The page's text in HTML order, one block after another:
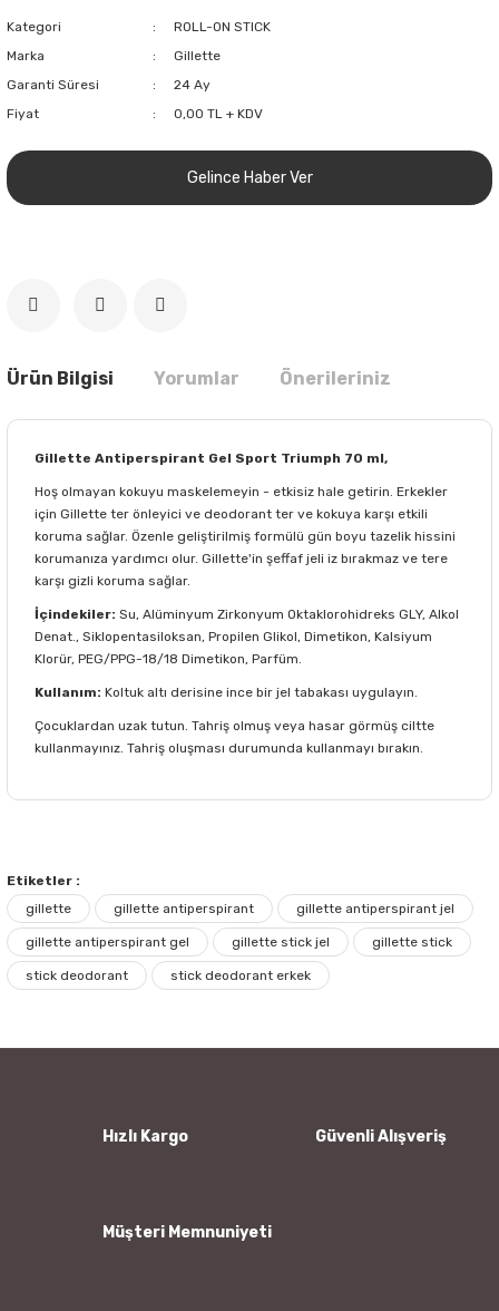
Kategori
ROLL-ON STICK
Marka
Gillette
Garanti Süresi
24 Ay
Fiyat
0,00 TL + KDV
Gelince Haber Ver
Ürün Bilgisi Yorumlar Önerileriniz
Gillette Antiperspirant Gel Sport Triumph 70 ml,
Hoş olmayan kokuyu maskelemeyin - etkisiz hale getirin. Erkekler
için Gillette ter önleyici ve deodorant ter ve kokuya karşı etkili
koruma sağlar. Özenle geliştirilmiş formülü gün boyu tazelik hissini
korumanıza yardımcı olur. Gillette'in şeffaf jeli iz bırakmaz ve tere
karşı gizli koruma sağlar.
İçindekiler: Su, Alüminyum Zirkonyum Oktaklorohidreks GLY, Alkol
Denat., Siklopentasiloksan, Propilen Glikol, Dimetikon, Kalsiyum
Klorür, PEG/PPG-18/18 Dimetikon, Parfüm.
Kullanım: Koltuk altı derisine ince bir jel tabakası uygulayın.
Çocuklardan uzak tutun. Tahriş olmuş veya hasar görmüş ciltte
kullanmayınız. Tahriş oluşması durumunda kullanmayı bırakın.
Yorum Yaz
Görüş ve önerileriniz için teşekkür ederiz.
Ürün resmi kalitesiz, bozuk veya görüntülenemiyor.
Ürün açıklamasında eksik bilgiler bulunuyor.
Etiketler :
gillette
gillette antiperspirant gillette antiperspirant jel
gillette antiperspirant gel gillette stick jel gillette stick
stick deodorant stick deodorant erkek
Hızlı Kargo Güvenli Alışveriş
Müşteri Memnuniyeti